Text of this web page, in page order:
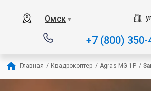
Омск ▼
+7 (800) 350-
Главная / Квадрокоптер / Agras MG-1P /